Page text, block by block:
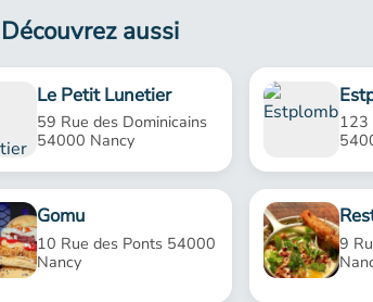
Découvrez aussi
Le Petit Lunetier
59 Rue des Dominicains
54000 Nancy
123
Gomu
10 Rue des Ponts 54000
Nancy
9